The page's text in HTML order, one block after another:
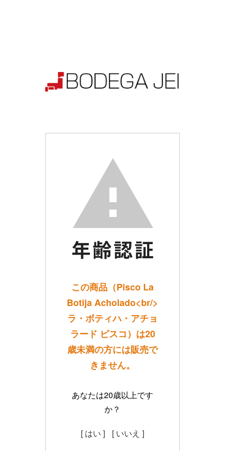
この商品（Pisco La
Botija Acholado<br/>
ラ・ボティハ・アチョ
ラード ピスコ）は20
歳未満の方には販売で
きません。
あなたは20歳以上です
か？
[ はい ] [ いいえ ]